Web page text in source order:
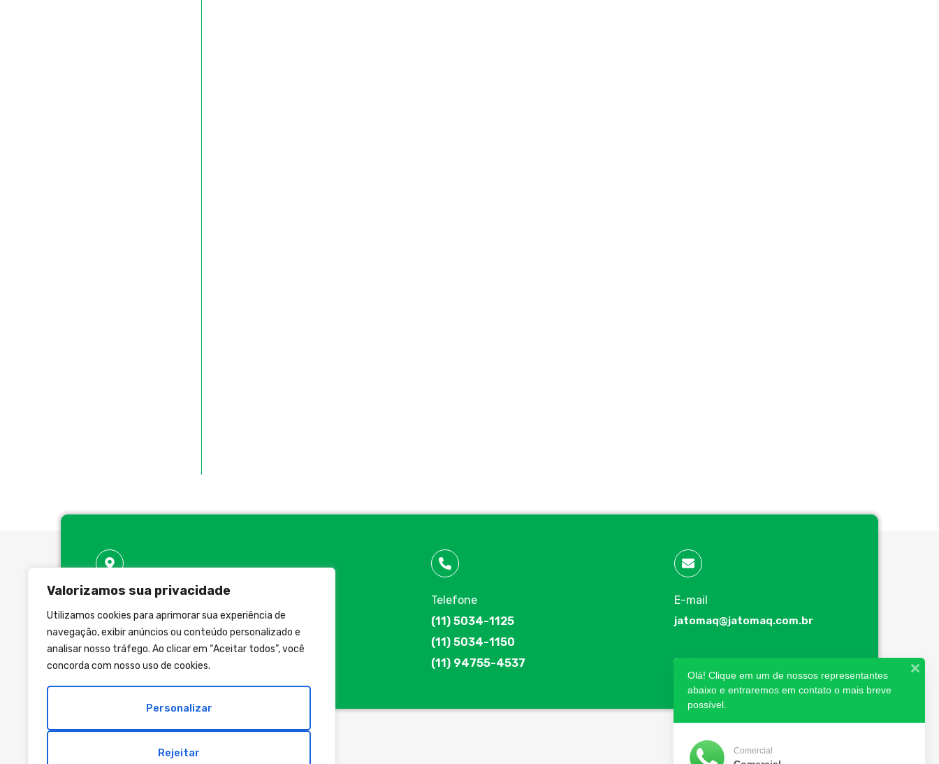
Valorizamos sua privacidade
Utilizamos cookies para aprimorar sua experiência de
navegação, exibir anúncios ou conteúdo personalizado e
analisar nosso tráfego. Ao clicar em “Aceitar todos”, você
concorda com nosso uso de cookies.
Personalizar
Rejeitar
Onde Estamos
R. Conselheiro Elias de Carvalho, 304
CEP 04373-000 - Vila Santa Catarina
São Paulo - SP
Telefone
(11) 5034-1125
(11) 5034-1150
(11) 94755-4537
E-mail
jatomaq@jatomaq.com.br
Olá! Clique em um de nossos representantes
abaixo e entraremos em contato o mais breve
possível.
Comercial